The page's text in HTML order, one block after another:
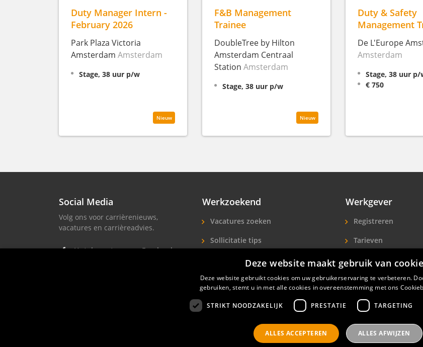
Duty Manager Intern -
February 2026
Park Plaza Victoria
Amsterdam Amsterdam
Stage, 38 uur p/w
Nieuw
F&B Management
Trainee
DoubleTree by Hilton
Amsterdam Centraal
Station Amsterdam
Stage, 38 uur p/w
Nieuw
Duty & Safety
Management
De L'Europe
Amsterdam
Stage, 38 uur p/
€ 750
Social Media
Volg ons voor carrièrenieuws,
vacatures en carrièreadvies.
Hotel vacatures op Facebook
Werkzoekend
Vacatures zoeken
Sollicitatie tips
Hotels A-Z
Sollicitanten
Werkgever
Registreren
Tarieven
Extra aandacht
Hotelpersoneel
Privacyverklaring Contact
Deze website maakt gebruik van
Deze website gebruikt cookies om uw gebruikerservaring te verbeteren.
gebruiken, stemt u in met alle cookies in overeenstemming met ons
STRIKT NOODZAKELIJK PRESTATIE TARGETING
ALLES ACCEPTEREN ALLES AFWIJZEN